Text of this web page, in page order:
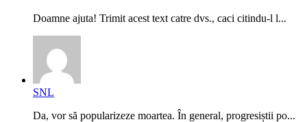
Doamne ajuta! Trimit acest text catre dvs., caci citindu-l l...
SNL
Da, vor să popularizeze moartea. În general, progresiștii po...